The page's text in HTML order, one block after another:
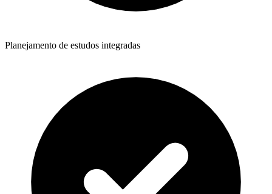
Planejamento de estudos integradas